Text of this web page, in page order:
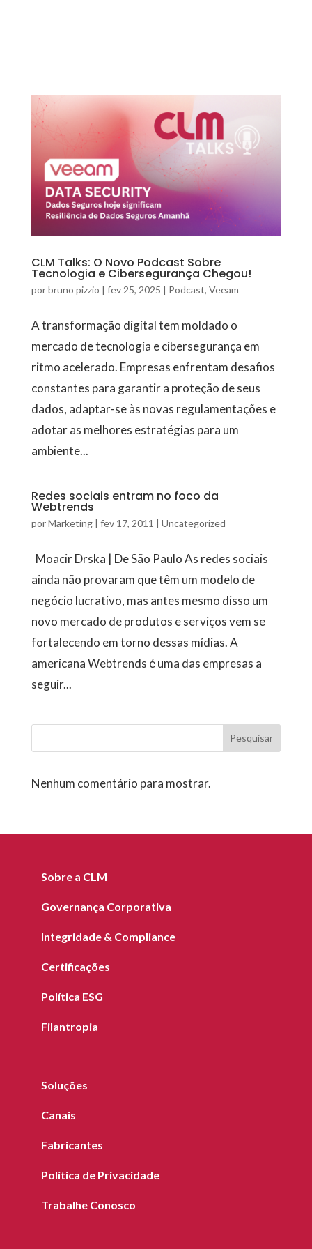
CLM Talks: O Novo Podcast Sobre
Tecnologia e Cibersegurança Chegou!
porbruno pizzio | fev 25, 2025 | Podcast, Veeam
A transformação digital tem moldado o
mercado de tecnologia e cibersegurança em
ritmo acelerado. Empresas enfrentam desafios
constantes para garantir a proteção de seus
dados, adaptar-se às novas regulamentações e
adotar as melhores estratégias para um
ambiente...
Redes sociais entram no foco da
Webtrends
porMarketing| fev 17, 2011 | Uncategorized
Moacir Drska | De São Paulo As redes sociais
ainda não provaram que têm um modelo de
negócio lucrativo, mas antes mesmo disso um
novo mercado de produtos e serviços vem se
fortalecendo em torno dessas mídias. A
americana Webtrends é uma das empresas a
seguir...
Pesquisar
Nenhum comentário para mostrar.
Sobre a CLM
Governança Corporativa
Integridade & Compliance
Certificações
Política ESG
Filantropia
Soluções
Canais
Fabricantes
Política de Privacidade
Trabalhe Conosco